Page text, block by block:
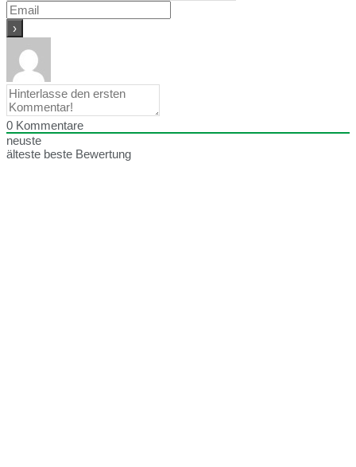
0 Kommentare
neuste
älteste beste Bewertung